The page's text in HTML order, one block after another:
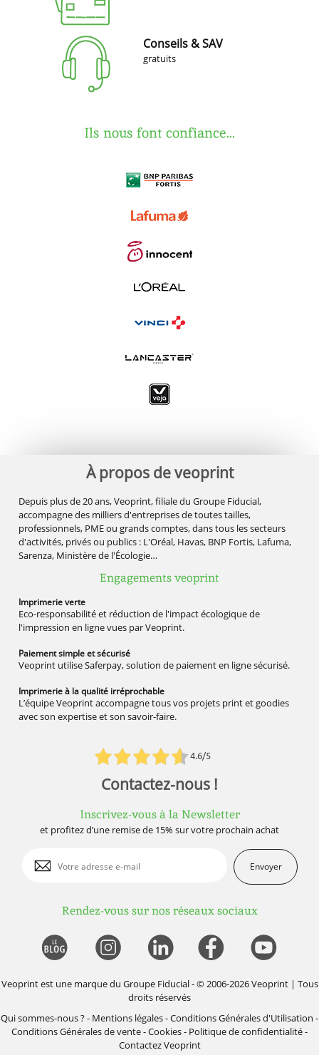
Conseils & SAV
gratuits
Ils nous font confiance...
À propos de veoprint
Depuis plus de 20 ans, Veoprint, filiale du Groupe Fiducial,
accompagne des milliers d'entreprises de toutes tailles,
professionnels, PME ou grands comptes, dans tous les secteurs
d'activités, privés ou publics : L'Oréal, Havas, BNP Fortis, Lafuma,
Sarenza, Ministère de l'Écologie…
Engagements veoprint
4.6/5
Imprimerieverte
Eco-responsabilité et réduction de l'impact écologique de
l'impression en ligne vues par Veoprint.
Paiement simpleet sécurisé
Veoprint utilise Saferpay, solution de paiement en ligne sécurisé.
Imprimerie à la qualité irréprochable
L’équipe Veoprint accompagne tous vos projets print et goodies
avec son expertise et son savoir-faire.
Contactez-nous !
Inscrivez-vous à la Newsletter
et profitez d’une remise de 15% sur votre prochain achat
Envoyer
Rendez-vous sur nos réseaux sociaux
Veoprint est une marque du Groupe Fiducial- © 2006-2026 Veoprint | Tous
droits réservés
Qui sommes-nous ?- Mentions légales-Conditions Générales d'Utilisation -
Conditions Générales de vente-Cookies- Politique de confidentialité-
Contactez Veoprint